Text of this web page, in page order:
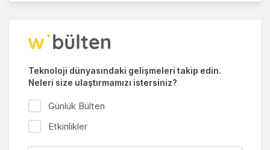
Teknoloji dünyasındaki gelişmeleri takip edin.
Neleri size ulaştırmamızı istersiniz?
Günlük Bülten
Etkinlikler